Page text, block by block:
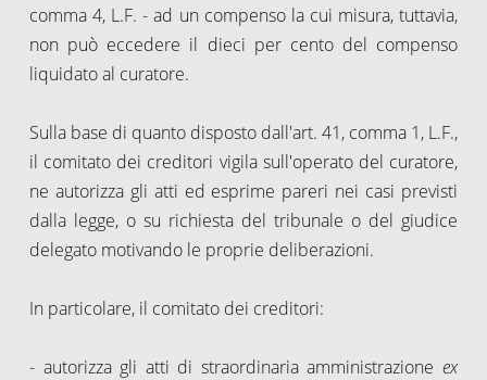
comma 4, L.F. - ad un compenso la cui misura, tuttavia,
non può eccedere il dieci per cento del compenso
liquidato al curatore.
Sulla base di quanto disposto dall'art. 41, comma 1, L.F.,
il comitato dei creditori vigila sull'operato del curatore,
ne autorizza gli atti ed esprime pareri nei casi previsti
dalla legge, o su richiesta del tribunale o del giudice
delegato motivando le proprie deliberazioni.
In particolare, il comitato dei creditori:
- autorizza gli atti di straordinaria amministrazione ex